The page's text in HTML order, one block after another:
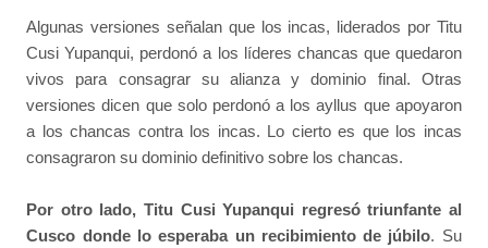
Algunas versiones señalan que los incas, liderados por Titu
Cusi Yupanqui, perdonó a los líderes chancas que quedaron
vivos para consagrar su alianza y dominio final. Otras
versiones dicen que solo perdonó a los ayllus que apoyaron
a los chancas contra los incas. Lo cierto es que los incas
consagraron su dominio definitivo sobre los chancas.
Por otro lado, Titu Cusi Yupanqui regresó triunfante al
Cusco donde lo esperaba un recibimiento de júbilo. Su